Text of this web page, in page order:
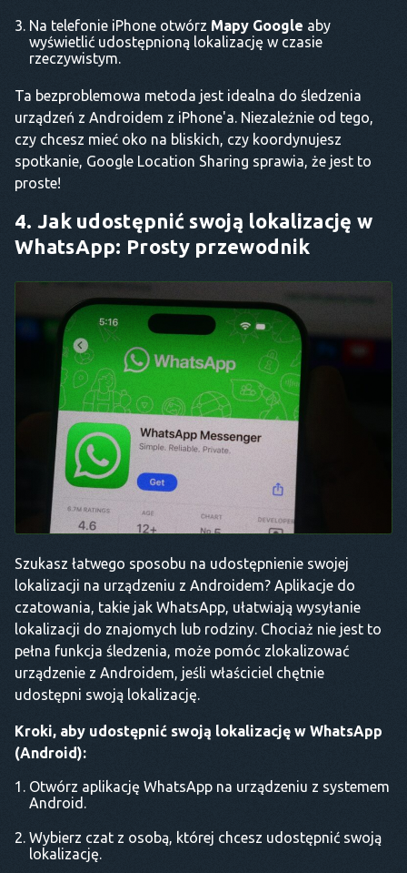
Na telefonie iPhone otwórz Mapy Google aby
wyświetlić udostępnioną lokalizację w czasie
rzeczywistym.
Ta bezproblemowa metoda jest idealna do śledzenia
urządzeń z Androidem z iPhone'a. Niezależnie od tego,
czy chcesz mieć oko na bliskich, czy koordynujesz
spotkanie, Google Location Sharing sprawia, że jest to
proste!
4. Jak udostępnić swoją lokalizację w
WhatsApp: Prosty przewodnik
Szukasz łatwego sposobu na udostępnienie swojej
lokalizacji na urządzeniu z Androidem? Aplikacje do
czatowania, takie jak WhatsApp, ułatwiają wysyłanie
lokalizacji do znajomych lub rodziny. Chociaż nie jest to
pełna funkcja śledzenia, może pomóc zlokalizować
urządzenie z Androidem, jeśli właściciel chętnie
udostępni swoją lokalizację.
Kroki, aby udostępnić swoją lokalizację w WhatsApp
(Android):
Otwórz aplikację WhatsApp na urządzeniu z systemem
Android.
Wybierz czat z osobą, której chcesz udostępnić swoją
lokalizację.